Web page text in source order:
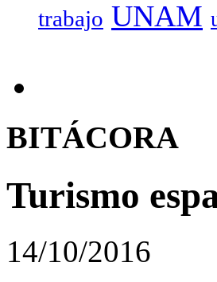
trabajo UNAM
BITÁCORA
Turismo
14/10/2016